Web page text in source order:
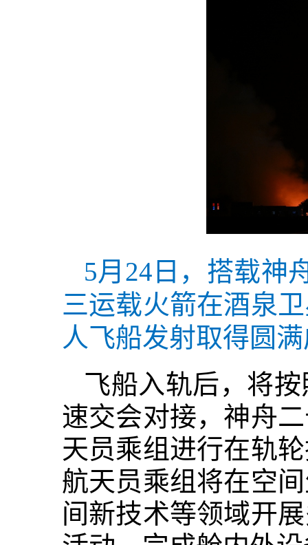
5月24日，搭载神
三运载火箭在酒泉
人飞船发射取得圆
飞船入轨后，将
速交会对接，神舟
天员乘组进行在轨
航天员乘组将在空
间新技术等领域开